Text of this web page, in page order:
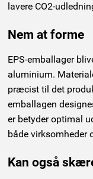
lavere CO2-
Nem at forme
EPS-emballager
aluminium.
præcist til det
emballagen
er betyder optimal
både virksomheder
Kan også